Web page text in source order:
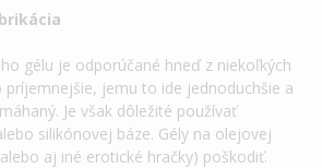
gélu je odporúčané hneď z niekoľkých
jemu to ide jednoduchšie a
Je však dôležité používať
silikónovej báze. Gély na olejovej
aj iné erotické hračky) poškodiť.